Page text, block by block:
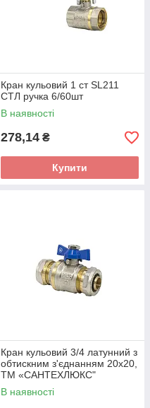
Кран кульовий 1 ст SL211
СТЛ ручка 6/60шт
В наявності
278,14 ₴
Купити
Кран кульовий 3/4 латунний з
обтискним з'єднанням 20х20,
ТМ «САНТЕХЛЮКС"
В наявності